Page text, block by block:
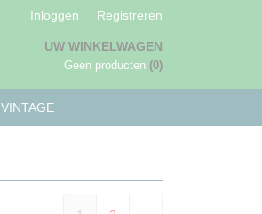
Inloggen Registreren
UW WINKELWAGEN
Geen producten (0)
VINTAGE